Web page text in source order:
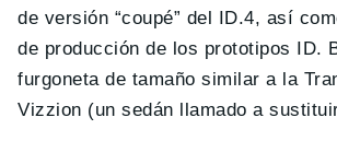
de versión “coupé” del ID.4, así
de producción de los prototipos ID.
furgoneta de tamaño similar a la
Vizzion (un sedán llamado a